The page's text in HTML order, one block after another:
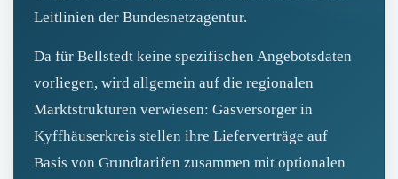
Leitlinien der Bundesnetzagentur.
Da für Bellstedt keine spezifischen Angebotsdaten
vorliegen, wird allgemein auf die regionalen
Marktstrukturen verwiesen: Gasversorger in
Kyffhäuserkreis stellen ihre Lieferverträge auf
Basis von Grundtarifen zusammen mit optionalen